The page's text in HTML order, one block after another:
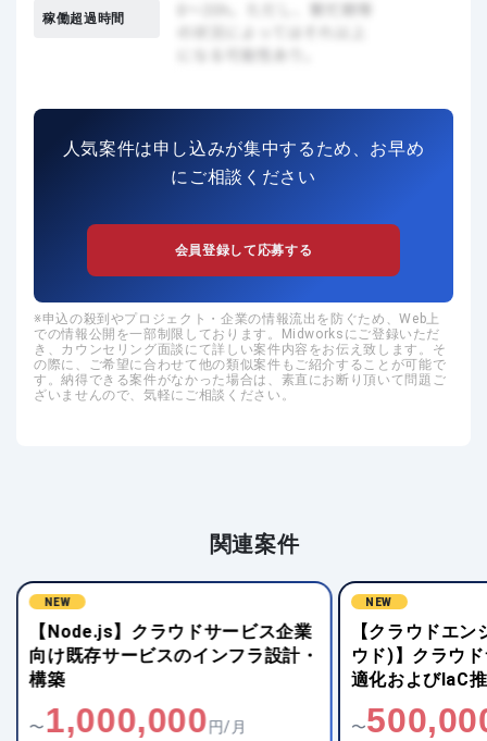
稼働超過時間
人気案件は申し込みが集中するため、お早め
にご相談ください
会員登録して応募する
申込の殺到やプロジェクト・企業の情報流出を防ぐため、Web上
での情報公開を一部制限しております。Midworksにご登録いただ
き、カウンセリング面談にて詳しい案件内容をお伝え致します。そ
の際に、ご希望に合わせて他の類似案件もご紹介することが可能で
す。納得できる案件がなかった場合は、素直にお断り頂いて問題ご
ざいませんので、気軽にご相談ください。
関連案件
NEW
【クラウドエンジニア(その他クラ
ウド)】クラウドサービス基盤の最
適化およびIaC推進
〜500,000円/月
NEW
【Python(Web
場オンライン契
運用
〜